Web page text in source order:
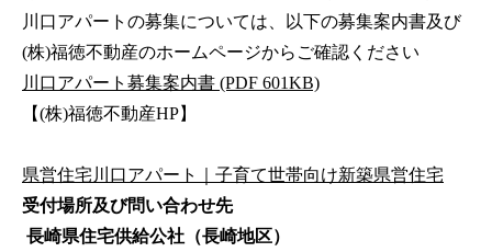
川口アパートの募集については、以下の募集案内書及び
(株)福徳不動産のホームページからご確認ください
川口アパート募集案内書 (PDF 601KB)
【(株)福徳不動産HP】
県営住宅川口アパート｜子育て世帯向け新築県営住宅
受付場所及び問い合わせ先
長崎県住宅供給公社（長崎地区）